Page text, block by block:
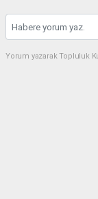
Yorum yazarak Topluluk